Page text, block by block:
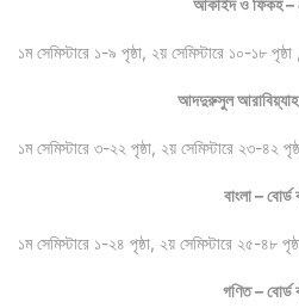
১ম সেমিস্টারে ১-৯ পৃষ্ঠা, ২য় সেমিস্টারে ১০-১৮
আদদুরুসুল আরাবিয়্যাহ
১ম সেমিস্টারে ৩-২২ পৃষ্ঠা, ২য় সেমিস্টারে ২৩-৪২
বাংলা – বোর্ড
১ম সেমিস্টারে ১-২৪ পৃষ্ঠা, ২য় সেমিস্টারে ২৫-৪৮
গণিত – বোর্ড